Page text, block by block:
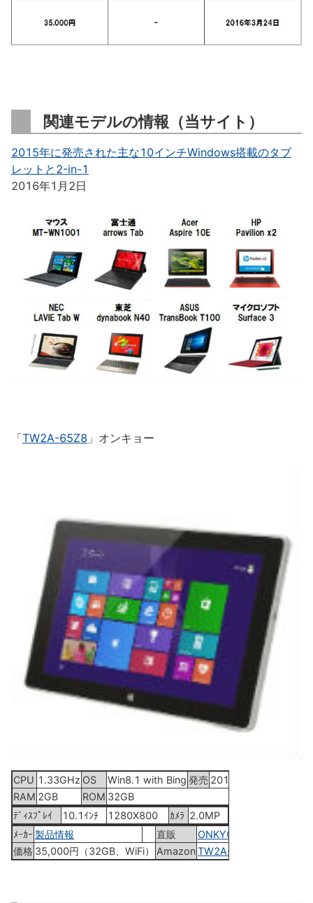
関連モデルの情報（当サイト）
2015年に発売された主な10インチWindows搭載のタブ
レットと2-in-1
2016年1月2日
「TW2A-65Z8 」オンキョー
CPU 1.33GHz OS Win8.1 with Bing 発売 2015年9月18日
RAM 2GB ROM 32GB
ﾃﾞｨｽﾌﾟﾚｲ
10.1ｲﾝﾁ 1280X800 ｶﾒﾗ 2.0MP
ﾒｰｶｰ 製品情報 直販
ONKYO Web
価格 35,000円（32GB、WiFi） AmazonTW2A-65Z8